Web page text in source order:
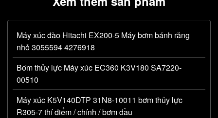
Máy xúc đào Hitachi EX200-5 Máy bơm bánh răng
nhỏ 3055594 4276918
Bơm thủy lực Máy xúc EC360 K3V180 SA7220-
00510
Máy xúc K5V140DTP 31N8-10011 bơm thủy lực
R305-7 thí điểm / chính / bơm dầu